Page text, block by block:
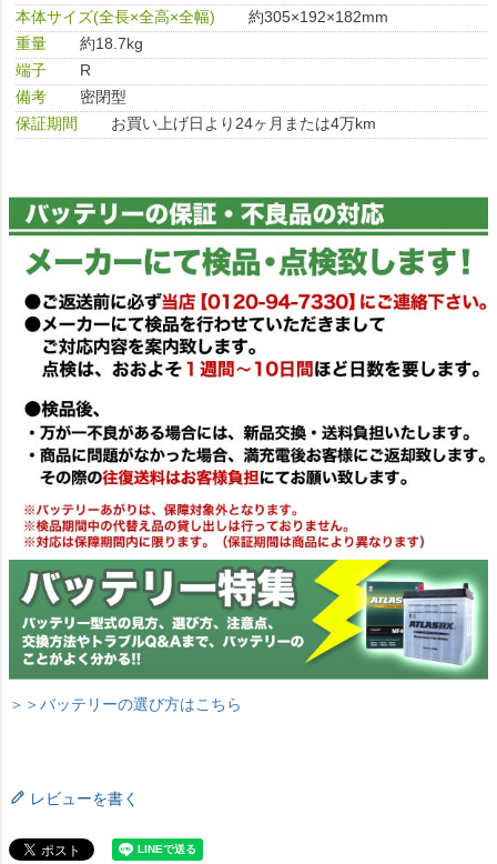
本体サイズ(全長×全高×全幅)
約305×192×182mm
重量
約18.7kg
端子
R
備考
密閉型
保証期間
お買い上げ日より24ヶ月または4万km
＞＞バッテリーの選び方はこちら
レビューを書く